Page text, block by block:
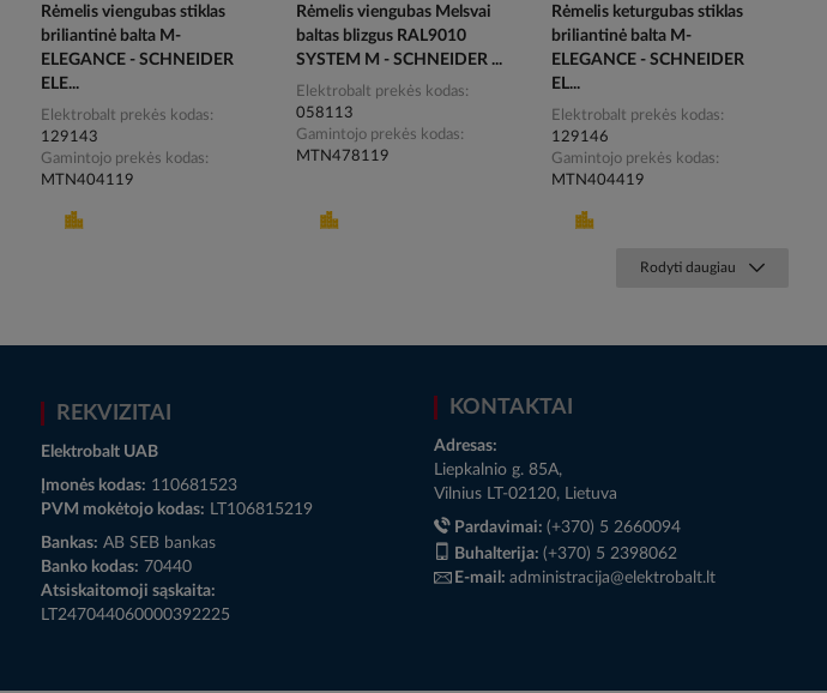
Rėmelis viengubas stiklas
briliantinė balta M-
ELEGANCE - SCHNEIDER
ELE...
Elektrobalt prekės kodas
129143
Gamintojo prekės kodas
MTN404119
Rėmelis viengubas Melsvai
baltas blizgus RAL9010
SYSTEM M - SCHNEIDER ...
Elektrobalt prekės kodas
058113
Gamintojo prekės kodas
MTN478119
Rėmelis keturgubas stiklas
briliantinė balta M-
ELEGANCE - SCHNEIDER
EL...
Elektrobalt prekės kodas
129146
Gamintojo prekės kodas
MTN404419
Rodyti daugiau
REKVIZITAI
Elektrobalt UAB
Įmonės kodas: 110681523
PVM mokėtojo kodas: LT106815219
Bankas: AB SEB bankas
Banko kodas: 70440
Atsiskaitomoji sąskaita:
LT247044060000392225
KONTAKTAI
Adresas:
Liepkalnio g. 85A,
Vilnius LT-02120, Lietuva
Pardavimai: (+370) 5 2660094
Buhalterija: (+370) 5 2398062
E-mail: administracija@elektrobalt.lt